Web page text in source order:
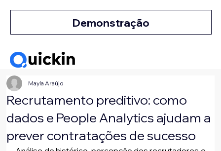
Demonstração
Recrutamento preditivo: como
dados e People Analytics ajudam a
prever contratações de sucesso
Mayla Araújo